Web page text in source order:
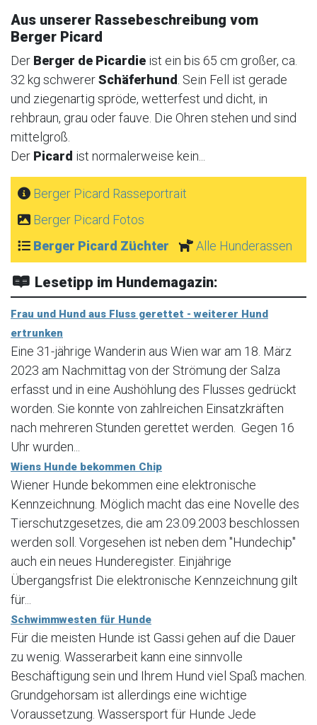
Aus unserer Rassebeschreibung vom
Berger Picard
Der Berger de Picardie ist ein bis 65 cm großer, ca.
32 kg schwererSchäferhund . Sein Fell ist gerade
und ziegenartig spröde, wetterfest und dicht, in
rehbraun, grau oder fauve. Die Ohren stehen und sind
mittelgroß.
Der Picard ist normalerweise kein...
Berger Picard Rasseportrait
Berger Picard Fotos
Berger Picard Züchter
Alle Hunderassen
Lesetipp im Hundemagazin:
Frau und Hund aus Fluss gerettet - weiterer Hund
ertrunken
Eine 31-jährige Wanderin aus Wien war am 18. März
2023 am Nachmittag von der Strömung der Salza
erfasst und in eine Aushöhlung des Flusses gedrückt
worden. Sie konnte von zahlreichen Einsatzkräften
nach mehreren Stunden gerettet werden. Gegen 16
Uhr wurden...
Wiens Hunde bekommen Chip
Wiener Hunde bekommen eine elektronische
Kennzeichnung. Möglich macht das eine Novelle des
Tierschutzgesetzes, die am 23.09.2003 beschlossen
werden soll. Vorgesehen ist neben dem "Hundechip"
auch ein neues Hunderegister. Einjährige
Übergangsfrist Die elektronische Kennzeichnung gilt
für...
Schwimmwesten für Hunde
Für die meisten Hunde ist Gassi gehen auf die Dauer
zu wenig. Wasserarbeit kann eine sinnvolle
Beschäftigung sein und Ihrem Hund viel Spaß machen.
Grundgehorsam ist allerdings eine wichtige
Voraussetzung. Wassersport für Hunde Jede